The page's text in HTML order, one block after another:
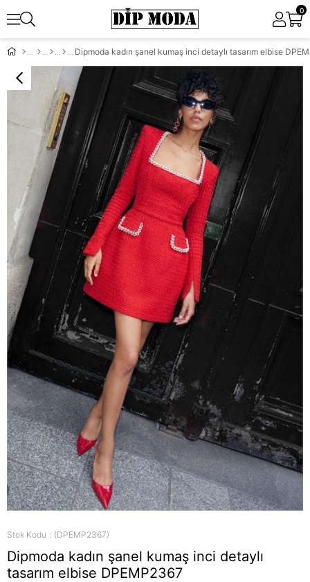
0
Dipmoda kadın şanel kumaş inci detaylı tasarım elbise
Stok Kodu (DPEMP2367)
Dipmoda kadın şanel kumaş inci detaylı
tasarım elbise DPEMP2367